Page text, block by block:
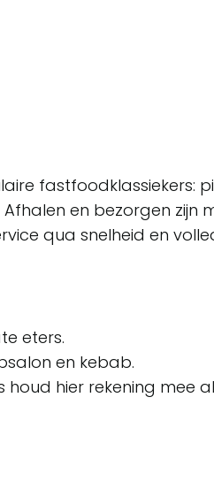
fastfoodklassiekers:
en bezorgen zijn
qua snelheid en
eters.
en kebab.
hier rekening mee